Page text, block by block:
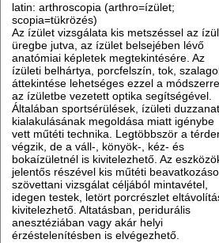
latin: arthroscopia (arthro=ízület;
scopia=tükrözés)
Az ízület vizsgálata kis metszéssel az
üregbe jutva, az ízület belsejében lévő
anatómiai képletek megtekintésére. Az
ízületi belhártya, porcfelszín, tok,
áttekintése lehetséges ezzel a
az ízületbe vezetett optika segítségével.
Általában sportsérülések, ízületi duzzanat
kialakulásának megoldása miatt igénybe
vett műtéti technika. Legtöbbször a
végzik, de a váll-, könyök-, kéz- és
bokaízületnél is kivitelezhető. Az
jelentős részével kis műtéti
szövettani vizsgálat céljából mintavétel,
idegen testek, letört porcrészlet
kivitelezhető. Altatásban, peridurális
anesztéziában vagy akár helyi
érzéstelenítésben is elvégezhető.